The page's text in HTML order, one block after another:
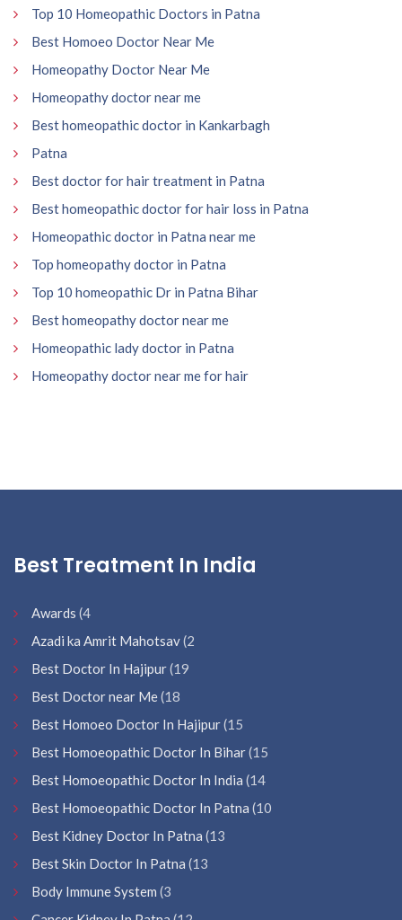
Top 10 Homeopathic Doctors in Patna
Best Homoeo Doctor Near Me
Homeopathy Doctor Near Me
Homeopathy doctor near me
Best homeopathic doctor in Kankarbagh
Patna
Best doctor for hair treatment in Patna
Best homeopathic doctor for hair loss in Patna
Homeopathic doctor in Patna near me
Top homeopathy doctor in Patna
Top 10 homeopathic Dr in Patna Bihar
Best homeopathy doctor near me
Homeopathic lady doctor in Patna
Homeopathy doctor near me for hair
Best Treatment In India
Awards (4
Azadi ka Amrit Mahotsav(2
Best Doctor In Hajipur(19
Best Doctor near Me(18
Best Homoeo Doctor In Hajipur(15
Best Homoeopathic Doctor In Bihar(15
Best Homoeopathic Doctor In India (14
Best Homoeopathic Doctor In Patna (10
Best Kidney Doctor In Patna (13
Best Skin Doctor In Patna (13
Body Immune System (3